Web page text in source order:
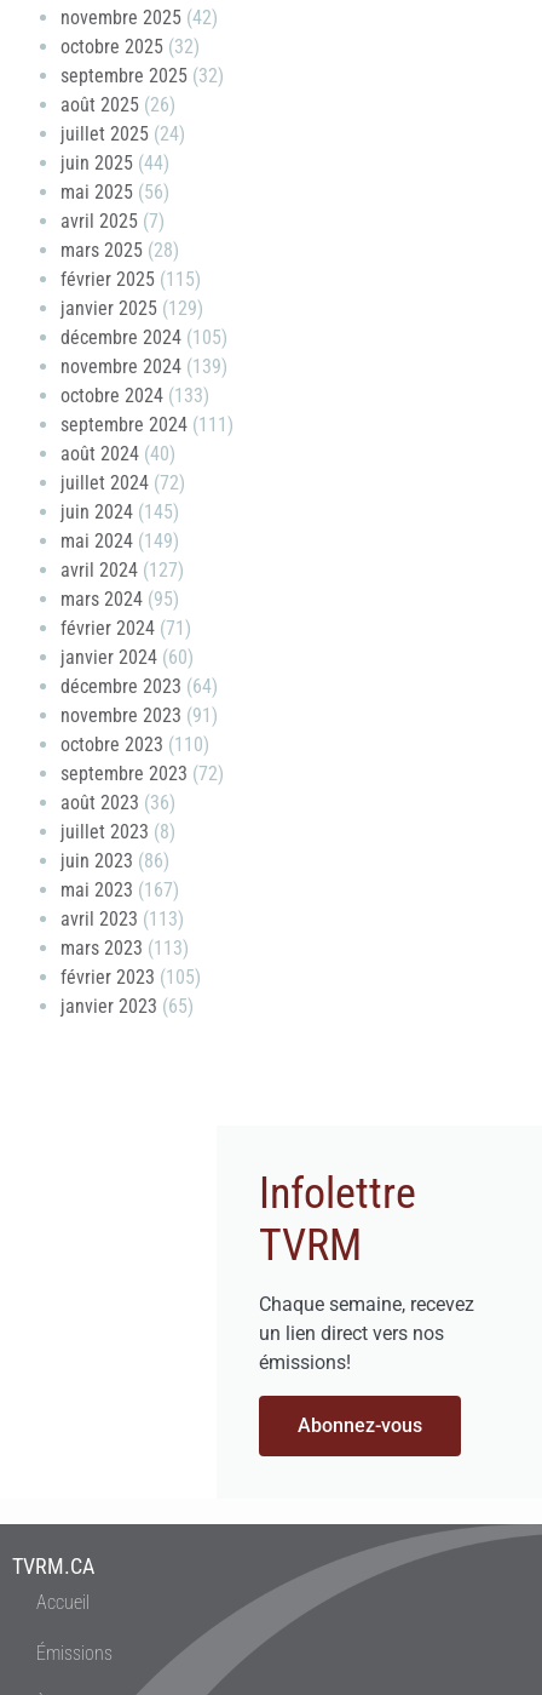
novembre 2025 (42)
octobre 2025 (32)
septembre 2025 (32)
août 2025 (26)
juillet 2025 (24)
juin 2025 (44)
mai 2025 (56)
avril 2025 (7)
mars 2025 (28)
février 2025 (115)
janvier 2025 (129)
décembre 2024 (105)
novembre 2024 (139)
octobre 2024 (133)
septembre 2024 (111)
août 2024 (40)
juillet 2024 (72)
juin 2024 (145)
mai 2024 (149)
avril 2024 (127)
mars 2024 (95)
février 2024 (71)
janvier 2024 (60)
décembre 2023 (64)
novembre 2023 (91)
octobre 2023 (110)
septembre 2023 (72)
août 2023 (36)
juillet 2023 (8)
juin 2023 (86)
mai 2023 (167)
avril 2023 (113)
mars 2023 (113)
février 2023 (105)
janvier 2023 (65)
Infolettre
TVRM
Chaque semaine, recevez
un lien direct vers nos
émissions!
Abonnez-vous
TVRM.CA
Accueil
Émissions